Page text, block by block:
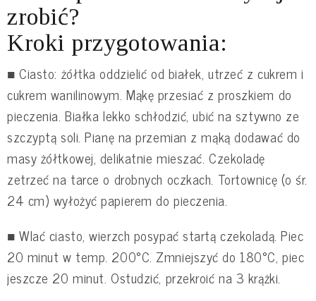
zrobić?
Kroki przygotowania:
■ Ciasto: żółtka oddzielić od białek, utrzeć z cukrem i
cukrem wanilinowym. Mąkę przesiać z proszkiem do
pieczenia. Białka lekko schłodzić, ubić na sztywno ze
szczyptą soli. Pianę na przemian z mąką dodawać do
masy żółtkowej, delikatnie mieszać. Czekoladę
zetrzeć na tarce o drobnych oczkach. Tortownicę (o śr.
24 cm) wyłożyć papierem do pieczenia.
■ Wlać ciasto, wierzch posypać startą czekoladą. Piec
20 minut w temp. 200°C. Zmniejszyć do 180°C, piec
jeszcze 20 minut. Ostudzić, przekroić na 3 krążki.